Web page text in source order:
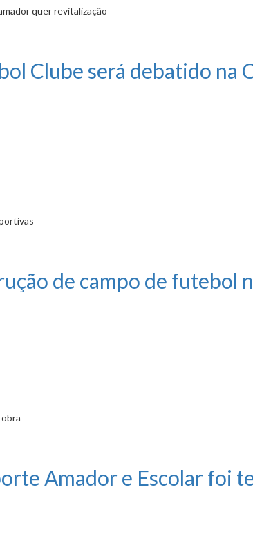
quer revitalização
Clube será debatido na
de campo de futebol
Amador e Escolar foi